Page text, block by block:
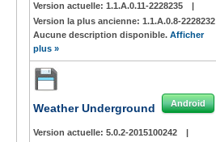
Version actuelle: 1.1.A.0.11-2228235
|
Version la plus ancienne: 1.1.A.0.8-2228232
Aucune description disponible. Afficher
plus »
Weather Underground Android
Version actuelle: 5.0.2-2015100242
|